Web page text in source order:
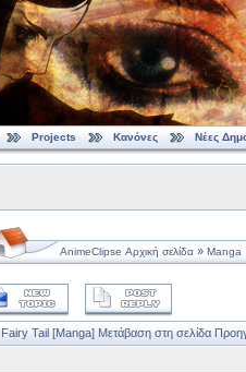
Projects Κανόνες Νέες
AnimeClipse Αρχική σελίδα » Manga
Fairy Tail [Manga] Μετάβαση στη σελίδα